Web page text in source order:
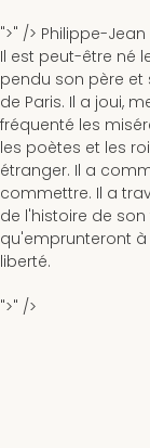
">" /> Philippe-
Il est peut-être né
pendu son père et
de Paris. Il a joui,
fréquenté les
les poètes et les
étranger. Il a
commettre. Il a
de l'histoire de
qu'emprunteront
liberté.
">" />